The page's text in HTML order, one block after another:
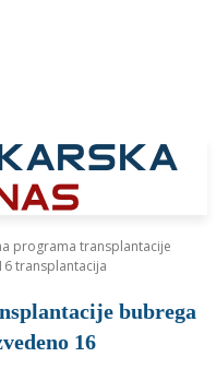
programa transplantacije
transplantacija
bubrega
16